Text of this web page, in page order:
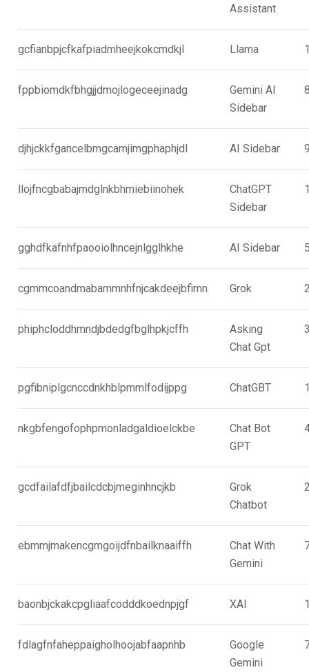
Assistant
gcfianbpjcfkafpiadmheejkokcmdkjl Llama
fppbiomdkfbhgjjdmojlogeceejinadg
Gemini AI
Sidebar
djhjckkfgancelbmgcamjimgphaphjdl AI Sidebar
llojfncgbabajmdglnkbhmiebiinohek
ChatGPT
Sidebar
gghdfkafnhfpaooiolhncejnlgglhkhe AI Sidebar
cgmmcoandmabammnhfnjcakdeejbfimn Grok
phiphcloddhmndjbdedgfbglhpkjcffh
Asking
Chat Gpt
pgfibniplgcnccdnkhblpmmlfodijppg ChatGBT
nkgbfengofophpmonladgaldioelckbe
Chat Bot
GPT
gcdfailafdfjbailcdcbjmeginhncjkb
Grok
Chatbot
ebmmjmakencgmgoijdfnbailknaaiffh
Chat With
Gemini
baonbjckakcpgliaafcodddkoednpjgf XAI
fdlagfnfaheppaigholhoojabfaapnhb
Google
Gemini